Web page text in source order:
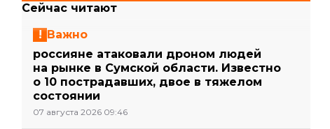
Сейчас читают
Важно
россияне атаковали дроном людей
на рынке в Сумской области. Известно
о 10 пострадавших, двое в тяжелом
состоянии
07 августа 2026 09:46